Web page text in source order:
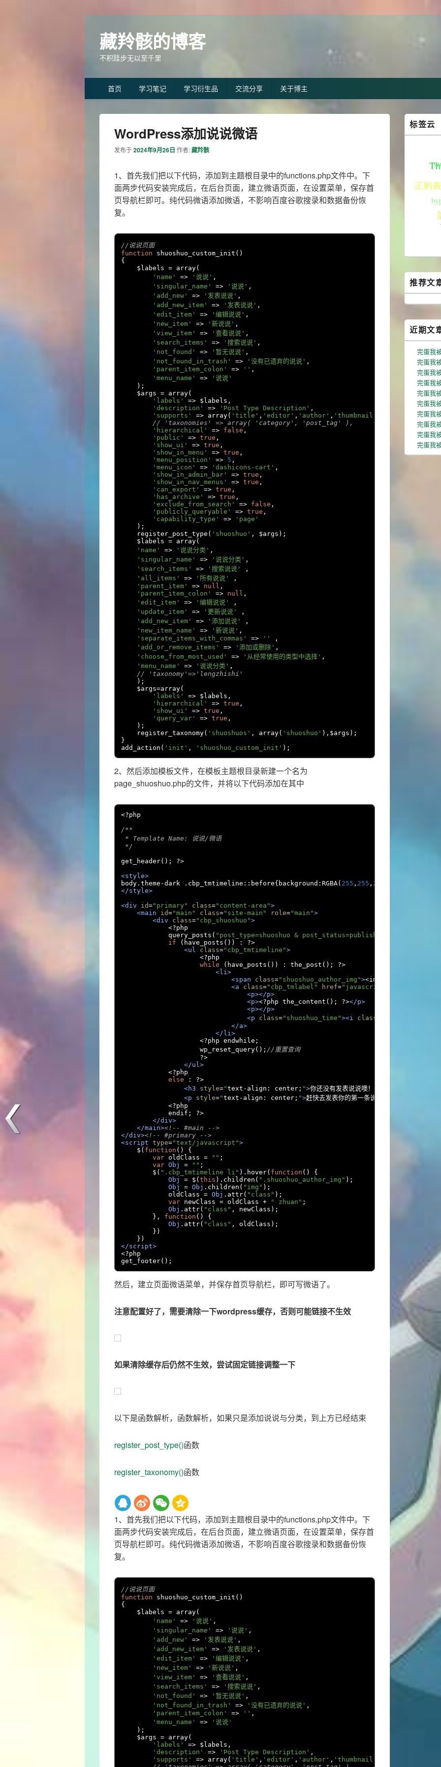
藏羚骸的博客
不积跬步无以至千里
Primary首页 学习笔记 学习衍生品 交流分享 关于博主
WordPress添加说说微语
发布于2024年9月26日 作者:藏羚骸
1、首先我们把以下代码，添加到主题根目录中的functions.php文件中。下
面两步代码安装完成后，在后台页面，建立微语页面，在设置菜单，保存首
页导航栏即可。纯代码微语添加微语，不影响百度谷歌搜录和数据备份恢
复。
//说说页面
function shuoshuo_custom_init ()
{
    $labels
= array(
'name'
=> '说说' ,
'singular_name'
=> '说说' ,
'add_new'
=> '发表说说' ,
'add_new_item'
=> '发表说说' ,
'edit_item'
=> '编辑说说' ,
'new_item'
=> '新说说' ,
'view_item'
=> '查看说说' ,
'search_items'
=> '搜索说说' ,
'not_found'
=> '暂无说说' ,
'not_found_in_trash'
=> '没有已遗弃的说说' ,
'parent_item_colon'
=> '' ,
'menu_name'
=>
'说说'
);
    $args
= array(
'labels'
=> $labels ,
'description'
=> 'Post Type Description' ,
'supports'
=> array( 'title' , 'editor' , 'author' , 'thumbnail' ,
// 'taxonomies' => array( 'category', 'post_tag' ),
'hierarchical'
=> false ,
'public'
=> true ,
'show_ui'
=> true ,
'show_in_menu'
=> true ,
'menu_position'
=> 5 ,
'menu_icon'
=> 'dashicons-cart' ,
'show_in_admin_bar'
=> true ,
'show_in_nav_menus'
=> true ,
'can_export'
=> true ,
'has_archive'
=> true ,
'exclude_from_search'
=> false ,
'publicly_queryable'
=> true ,
'capability_type'
=>
'page'
);
    register_post_type
( 'shuoshuo' , $args );
    $labels
= array(
'name'
=> '说说分类' ,
'singular_name'
=> '说说分类' ,
'search_items'
=> '搜索说说'
,
'all_items'
=> '所有说说'
,
'parent_item'
=> null ,
'parent_item_colon'
=> null ,
'edit_item'
=> '编辑说说'
,
'update_item'
=> '更新说说'
,
'add_new_item'
=> '添加说说'
,
'new_item_name'
=> '新说说' ,
'separate_items_with_commas'
=> ''
,
'add_or_remove_items'
=> '添加或删除' ,
'choose_from_most_used'
=> '从经常使用的类型中选择' ,
'menu_name'
=> '说说分类' ,
// 'taxonomy'=>'lengzhishi'
);
    $args
=array(
'labels'
=> $labels ,
'hierarchical'
=> true ,
'show_ui'
=> true ,
'query_var'
=> true ,
);
    register_taxonomy
( 'shuoshuos' , array( 'shuoshuo' ), $args );
}
add_action ( 'init' , 'shuoshuo_custom_init' );
2、然后添加模板文件，在模板主题根目录新建一个名为
page_shuoshuo.php的文件，并将以下代码添加在其中
<?php
/**
* Template Name: 说说/微语
*/
get_header();
?>
<style>
body . theme -dark . cbp_tmtimeline :: before{ background : RGBA( 255 , 255 , 255
</style>
<div
id="primary" class="content-area">
<main
id="main" class="site-main" role="main">
<div
class="cbp_shuoshuo">
<?php
            query_posts
( "post_type=shuoshuo & post_status=publish &
if
( have_posts ()) :
?>
<ul
class="cbp_tmtimeline">
<?php
while
( have_posts ()) : the_post ();
?>
<li>
<span
class="shuoshuo_author_img"><img src="
<a
class="cbp_tmlabel" href="javascript:void(0)"
<p></p>
<p><?php the_content (); ?></p>
<p></p>
<p
class="shuoshuo_time"><i class
</a>
</li>
<?php endwhile ;
                    wp_reset_query
(); //重置查询
?>
</ul>
<?php
else
:
?>
<h3
style="text - align : center ; ">你还没有发表说说噢！ </h3>
<p
style="text - align : center ; ">赶快去发表你的第一条说说心情吧！
<?php
            endif
;
?>
</div>
</main><!-- #main -->
</div><!-- #primary -->
<script type="text/javascript">
    $
( function ()
{
var oldClass = "" ;
var Obj = "" ;
        $
( ".cbp_tmtimeline li" ). hover( function ()
{
Obj
= $ ( this ). children ( ".shuoshuo_author_img" );
Obj
= Obj . children ( "img" );
            oldClass
= Obj . attr( "class" );
var newClass = oldClass + " zhuan" ;
Obj . attr( "class" , newClass );
},
function ()
{
Obj . attr( "class" , oldClass );
})
})
</script>
<?php
get_footer();
然后，建立页面微语菜单，并保存首页导航栏，即可写微语了。
注意配置好了，需要清除一下wordpress缓存，否则可能链接不生效
如果清除缓存后仍然不生效，尝试固定链接调整一下
以下是函数解析，函数解析，如果只是添加说说与分类，到上方已经结束
register_post_type()函数
register_taxonomy()函数
1、首先我们把以下代码，添加到主题根目录中的functions.php文件中。下
面两步代码安装完成后，在后台页面，建立微语页面，在设置菜单，保存首
页导航栏即可。纯代码微语添加微语，不影响百度谷歌搜录和数据备份恢
复。
//说说页面
function shuoshuo_custom_init ()
{
    $labels
= array(
'name'
=> '说说' ,
'singular_name'
=> '说说' ,
'add_new'
=> '发表说说' ,
'add_new_item'
=> '发表说说' ,
'edit_item'
=> '编辑说说' ,
'new_item'
=> '新说说' ,
'view_item'
=> '查看说说' ,
'search_items'
=> '搜索说说' ,
'not_found'
=> '暂无说说' ,
'not_found_in_trash'
=> '没有已遗弃的说说' ,
'parent_item_colon'
=> '' ,
'menu_name'
=>
'说说'
);
    $args
= array(
'labels'
=> $labels ,
'description'
=> 'Post Type Description' ,
'supports'
=> array( 'title' , 'editor' , 'author' , 'thumbnail'
Primary
Sidebar
Widget
标签云
推荐文
近期文
完蛋我
完蛋我
完蛋我
完蛋我
完蛋我
完蛋我
完蛋我
完蛋我
完蛋我
完蛋我